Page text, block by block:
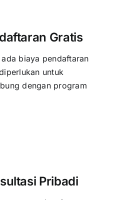
Gratis
biaya pendaftaran
untuk
dengan program
Pribadi